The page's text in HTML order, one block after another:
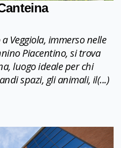
Veggiola, immerso nelle
Piacentino, si trova
luogo ideale per chi
spazi, gli animali, il(...)